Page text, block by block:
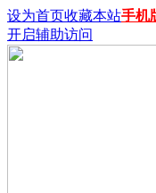
设为首页收藏本站手机
开启辅助访问